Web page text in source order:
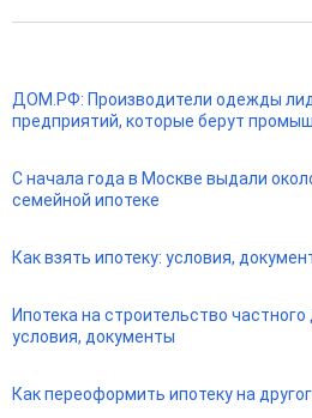
ДОМ.РФ: Производители одежды
предприятий, которые берут
С начала года в Москве выдали
семейной ипотеке
Как взять ипотеку: условия,
Ипотека на строительство
условия, документы
Как переоформить ипотеку на